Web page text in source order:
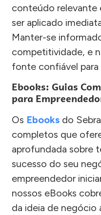
conteúdo relevante
ser aplicado
Manter-se
competitividade, e
fonte confiável para
Ebooks: Guias
para
Os Ebooks do
completos que
aprofundada sobre
sucesso do seu
empreendedor
nossos eBooks
da ideia de negócio